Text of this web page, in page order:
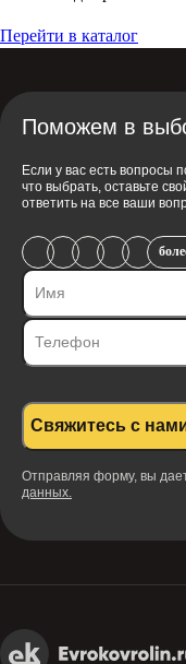
Перейти в каталог
Поможем в
Если у вас есть вопросы
что выбрать, оставьте
ответить на все ваши
Свяжитесь с
Отправляя форму, вы
данных.